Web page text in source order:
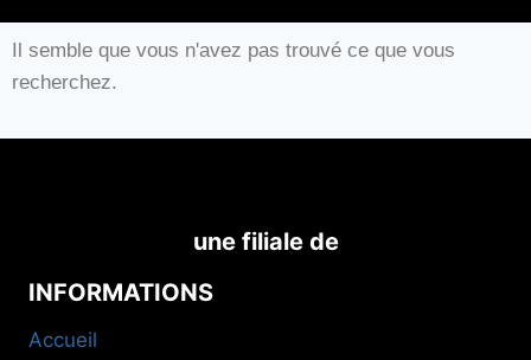
Il semble que vous n'avez pas trouvé ce que vous
recherchez.
une filiale de
INFORMATIONS
Accueil